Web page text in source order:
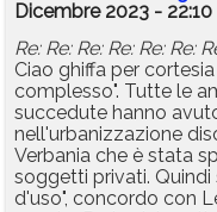
Dicembre 2023 - 22:10
Re: Re: Re: Re: Re: Re:
Ciao ghiffa per
complesso". Tutte le
succedute hanno
nell'urbanizzazione
Verbania che è stata
soggetti privati. Quindi
d'uso", concordo con